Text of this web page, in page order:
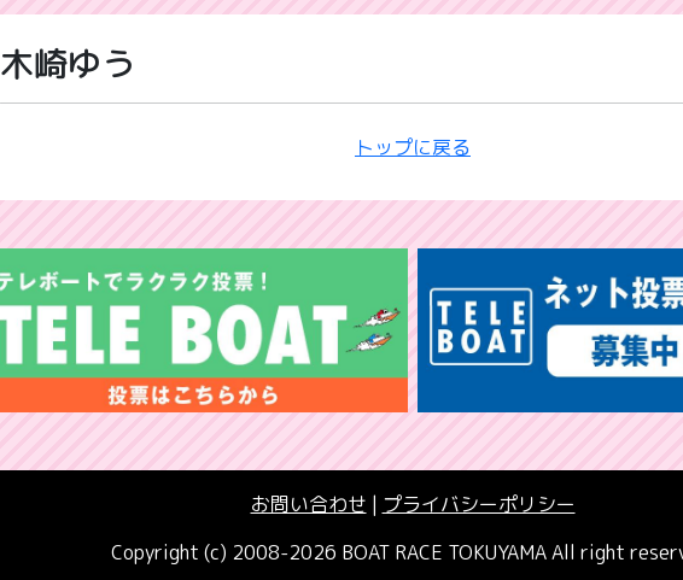
木崎ゆう
トップに戻る
お問い合わせ | プライバシーポリシー
Copyright (c) 2008-2026 BOAT RACE TOKUYAMA All right